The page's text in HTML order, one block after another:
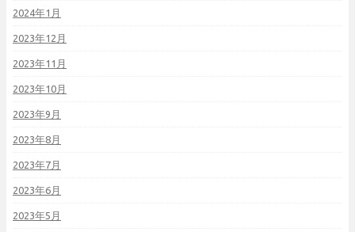
2024年1月
2023年12月
2023年11月
2023年10月
2023年9月
2023年8月
2023年7月
2023年6月
2023年5月